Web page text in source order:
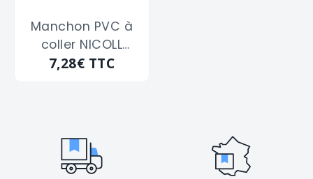
Manchon PVC à
coller NICOLL
"M2X" double
7,28€ TTC